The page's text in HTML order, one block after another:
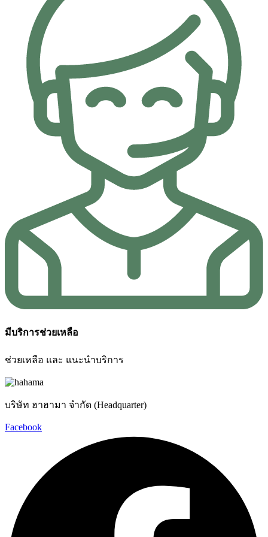
มีบริการช่วยเหลือ
ช่วยเหลือ และ แนะนำบริการ
บริษัท ฮาฮามา จำกัด (Headquarter)
Facebook